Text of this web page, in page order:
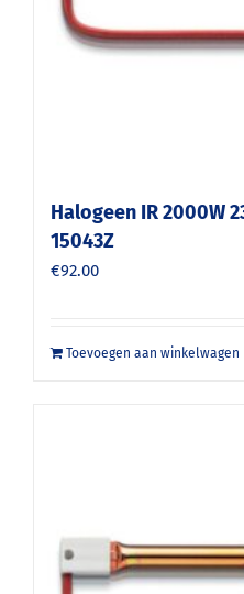
Halogeen IR 2000W
15043Z
€92.00
Toevoegen aan winkelwagen